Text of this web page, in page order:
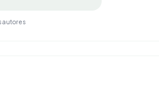
autores